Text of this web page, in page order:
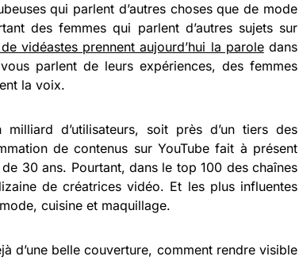
qui parlent d’autres choses que de mode
des femmes qui parlent d’autres sujets sur
vidéastes prennent aujourd’hui la paroledans
parlent de leurs expériences, des femmes
la voix.
milliard d’utilisateurs, soit près d’un tiers des
de contenus sur YouTube fait à présent
30 ans. Pourtant, dans le top 100 des chaînes
de créatrices vidéo. Et les plus influentes
cuisine et maquillage.
d’une belle couverture, comment rendre visible